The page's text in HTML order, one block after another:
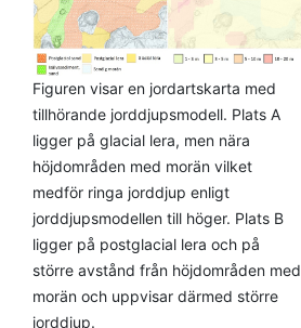
Figuren visar en jordartskarta med
tillhörande jorddjupsmodell. Plats A
ligger på glacial lera, men nära
höjdområden med morän vilket
medför ringa jorddjup enligt
jorddjupsmodellen till höger. Plats B
ligger på postglacial lera och på
större avstånd från höjdområden med
morän och uppvisar därmed större
jorddjup.